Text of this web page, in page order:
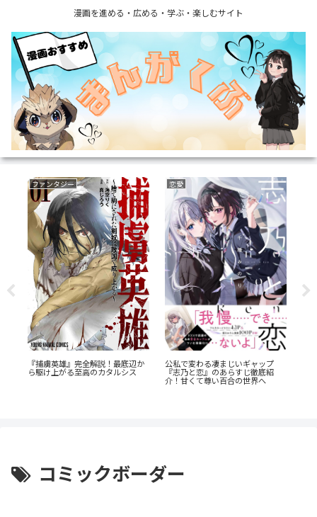
漫画を進める・広める・学ぶ・楽しむサイト
ファンタジー
『捕虜英雄』完全解説！最底辺か
ら駆け上がる至高のカタルシス
恋愛
公私で変わる凄まじいギャップ
『志乃と恋』のあらすじ徹底紹
介！甘くて尊い百合の世界へ
コミックボーダー